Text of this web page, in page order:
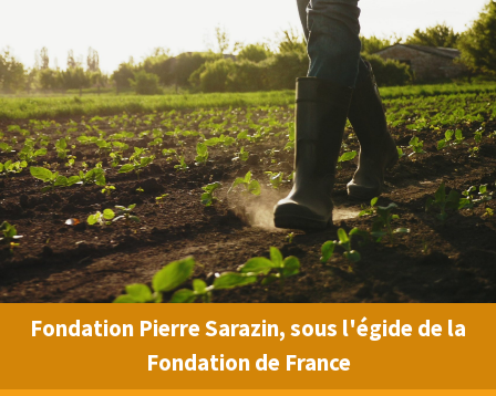
Fondation Pierre Sarazin, sous l'égide de la
Fondation de France